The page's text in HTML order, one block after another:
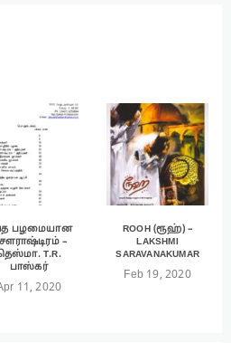
பழமையான
–
T.R.
பாஸ்கர்
11, 2020
ROOH (ரூஹ்) –
LAKSHMI
SARAVANAKUMAR
Feb 19, 2020